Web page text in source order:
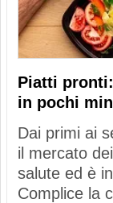
Piatti
in pochi
Dai primi ai
il mercato
salute ed è
Complice la